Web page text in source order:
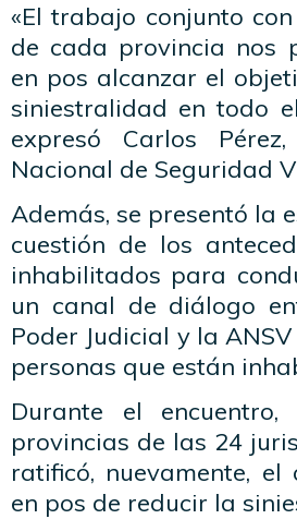
«El trabajo conjunto
de cada provincia nos
en pos alcanzar el
siniestralidad en todo
expresó Carlos
Nacional de Seguridad
Además, se presentó la
cuestión de los
inhabilitados para
un canal de diálogo
Poder Judicial y la
personas que están
Durante el
provincias de las 24
ratificó, nuevamente,
en pos de reducir la